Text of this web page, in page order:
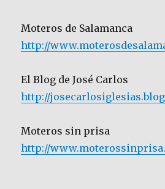
Moteros de Salamanca
http://
El Blog de José Carlos
http://
Moteros sin prisa
http://